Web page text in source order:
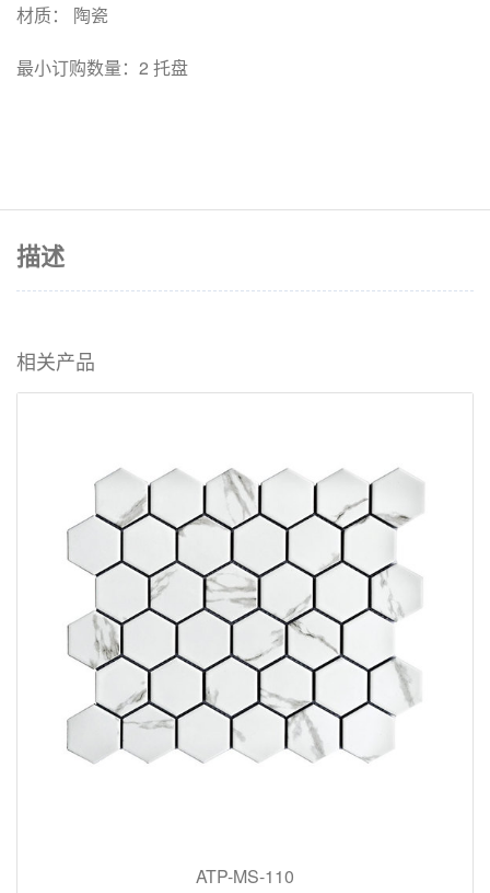
材质： 陶瓷
最小订购数量：2 托盘
描述
相关产品
ATP-MS-110